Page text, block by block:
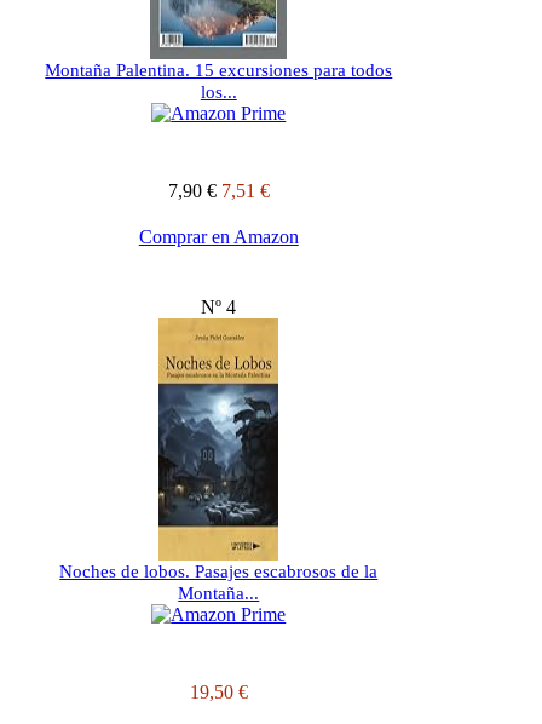
Montaña Palentina. 15 excursiones para todos
los...
7,90 € 7,51 €
Comprar en Amazon
Nº 4
Noches de lobos. Pasajes escabrosos de la
Montaña...
19,50 €